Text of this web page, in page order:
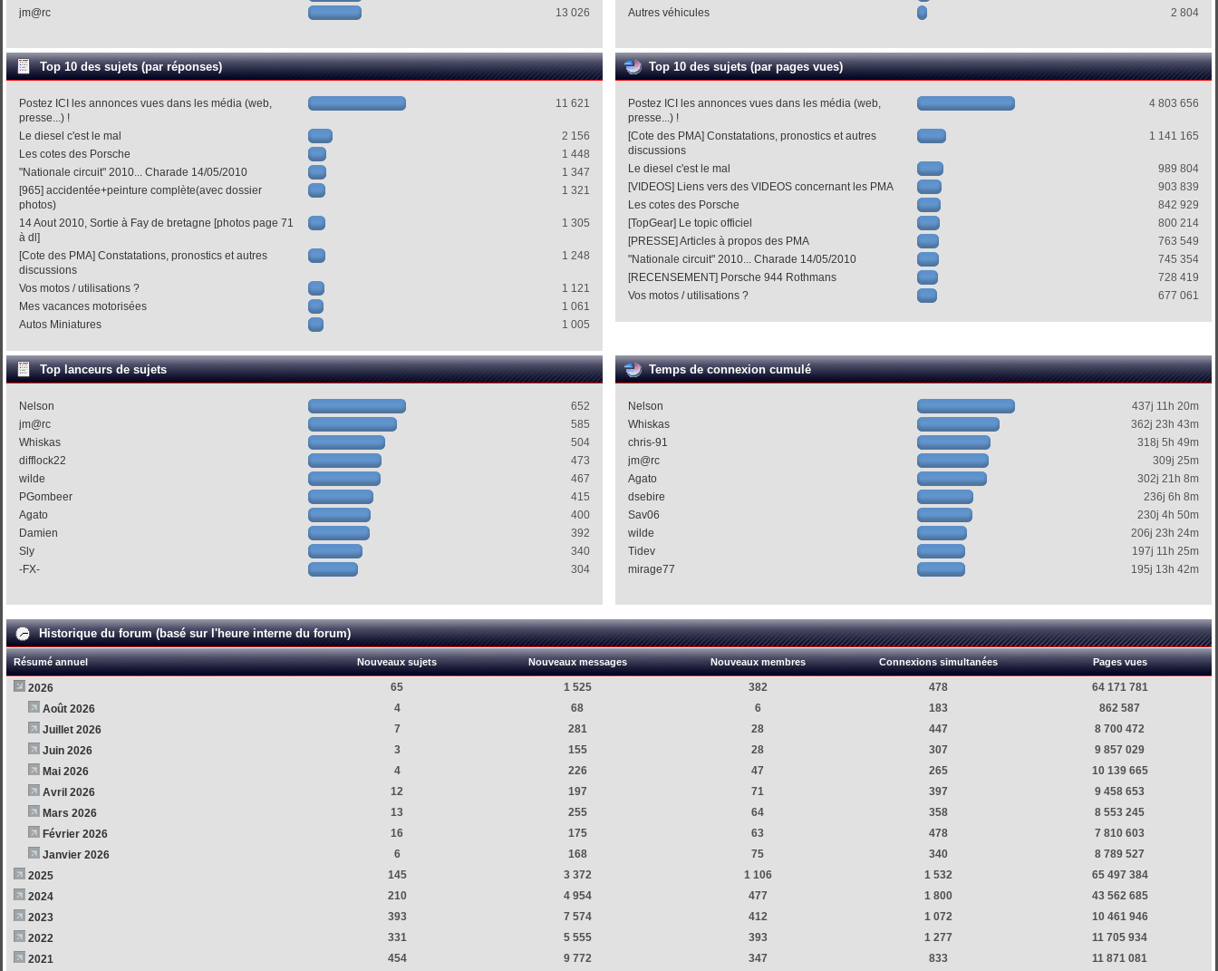
jm@rc
13 026
Autres véhicules
2 804
Top 10 des sujets (par réponses)
Postez ICI les annonces vues dans les média (web,
presse...) !
11 621
Le diesel c'est le mal
2 156
Les cotes des Porsche
1 448
"Nationale circuit" 2010... Charade 14/05/2010
1 347
[965] accidentée+peinture complète(avec dossier
photos)
1 321
14 Aout 2010, Sortie à Fay de bretagne [photos page 71
à dl]
1 305
[Cote des PMA] Constatations, pronostics et autres
discussions
1 248
Vos motos / utilisations ?
1 121
Mes vacances motorisées
1 061
Autos Miniatures
1 005
Top 10 des sujets (par pages vues)
Postez ICI les annonces vues dans les média (web,
presse...) !
4 803 656
[Cote des PMA] Constatations, pronostics et autres
discussions
1 141 165
Le diesel c'est le mal
989 804
[VIDEOS] Liens vers des VIDEOS concernant les PMA
903 839
Les cotes des Porsche
842 929
[TopGear] Le topic officiel
800 214
[PRESSE] Articles à propos des PMA
763 549
"Nationale circuit" 2010... Charade 14/05/2010
745 354
[RECENSEMENT] Porsche 944 Rothmans
728 419
Vos motos / utilisations ?
677 061
Top lanceurs de sujets
Nelson
652
jm@rc
585
Whiskas
504
difflock22
473
wilde
467
PGombeer
415
Agato
400
Damien
392
Sly
340
-FX-
304
Temps de connexion cumulé
Nelson
437j 11h 20m
Whiskas
362j 23h 43m
chris-91
318j 5h 49m
jm@rc
309j 25m
Agato
302j 21h 8m
dsebire
236j 6h 8m
Sav06
230j 4h 50m
wilde
206j 23h 24m
Tidev
197j 11h 25m
mirage77
195j 13h 42m
Historique du forum (basé sur l'heure interne du forum)
Résumé annuel Nouveaux sujets Nouveaux messages Nouveaux membres Connexions simultanées Pages vues
2026 65 1 525 382 478
64 171 781
Août 2026
4 68 6 183
862 587
Juillet 2026
7 281 28 447
8 700 472
Juin 2026
3 155 28 307
9 857 029
Mai 2026
4 226 47 265
10 139 665
Avril 2026
12 197 71 397
9 458 653
Mars 2026
13 255 64 358
8 553 245
Février 2026
16 175 63 478
7 810 603
Janvier 2026
6 168 75 340
8 789 527
2025
145 3 372 1 106 1 532
65 497 384
2024
210 4 954 477 1 800
43 562 685
2023
393 7 574 412 1 072
10 461 946
2022
331 5 555 393 1 277
11 705 934
2021
454 9 772 347 833 11 871 081